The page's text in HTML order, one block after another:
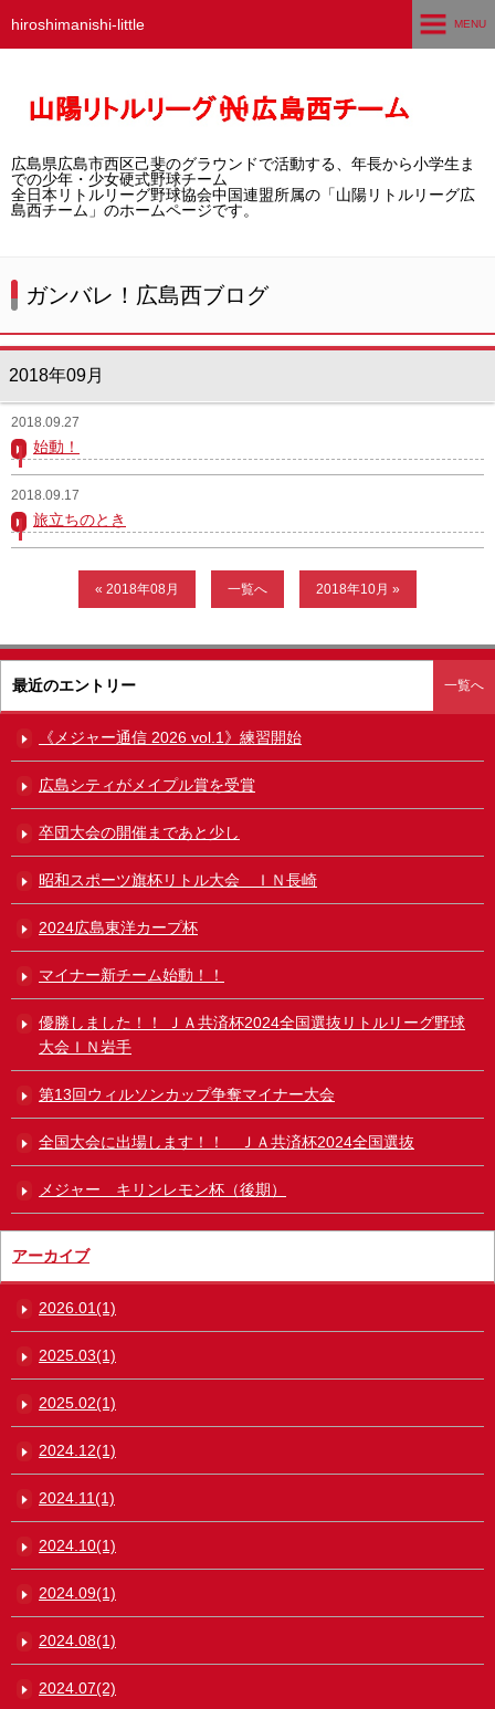
hiroshimanishi-little
広島県広島市西区己斐のグラウンドで活動する、年長から小学生ま
での少年・少女硬式野球チーム
全日本リトルリーグ野球協会中国連盟所属の「山陽リトルリーグ広
島西チーム」のホームページです。
MENU
広島西チームとは
選手募集／体験・見学
試合結果
想い出アルバム
卒団生の声
ガンバレ！広島西ブログ
「体験」「見学」お申し込み／その他お問合わせ
質問コーナー Ｑ＆Ａ
リトルリーグについて
ガンバレ！広島西ブログ
2018年09月
2018.09.27
始動！
2018.09.17
旅立ちのとき
« 2018年08月 一覧へ 2018年10月 »
最近のエントリー 一覧へ
《メジャー通信 2026 vol.1》練習開始
広島シティがメイプル賞を受賞
卒団大会の開催まであと少し
昭和スポーツ旗杯リトル大会 ＩＮ長崎
2024広島東洋カープ杯
マイナー新チーム始動！！
優勝しました！！ ＪＡ共済杯2024全国選抜リトルリーグ野球
大会ＩＮ岩手
第13回ウィルソンカップ争奪マイナー大会
全国大会に出場します！！ ＪＡ共済杯2024全国選抜
メジャー キリンレモン杯（後期）
アーカイブ
2026.01(1)
2025.03(1)
2025.02(1)
2024.12(1)
2024.11(1)
2024.10(1)
2024.09(1)
2024.08(1)
2024.07(2)